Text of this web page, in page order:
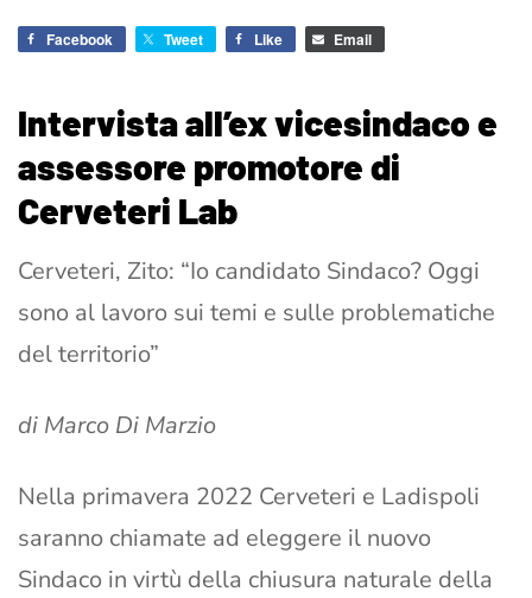
Facebook Tweet Like Email
Intervista all’ex vicesindaco e
assessore promotore di
Cerveteri Lab
Cerveteri, Zito: “Io candidato Sindaco? Oggi
sono al lavoro sui temi e sulle problematiche
del territorio”
di Marco Di Marzio
Nella primavera 2022 Cerveteri e Ladispoli
saranno chiamate ad eleggere il nuovo
Sindaco in virtù della chiusura naturale della